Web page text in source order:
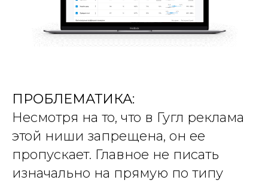
ПРОБЛЕМАТИКА:
Несмотря на то, что в Гугл реклама
этой ниши запрещена, он ее
пропускает. Главное не писать
изначально на прямую по типу